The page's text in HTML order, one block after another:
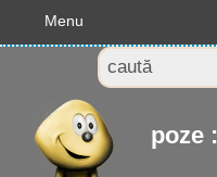
Menu
poze